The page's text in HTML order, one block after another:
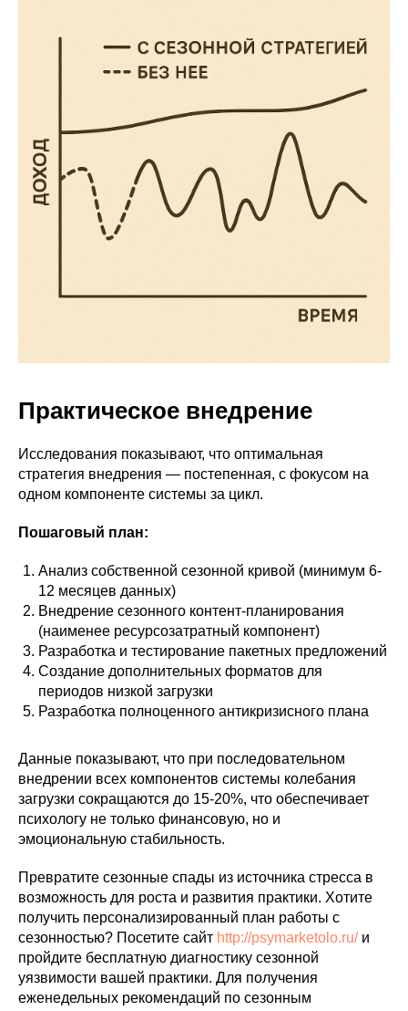
Практическое внедрение
Исследования показывают, что оптимальная
стратегия внедрения — постепенная, с фокусом на
одном компоненте системы за цикл.
Пошаговый план:
Анализ собственной сезонной кривой (минимум 6-
12 месяцев данных)
Внедрение сезонного контент-планирования
(наименее ресурсозатратный компонент)
Разработка и тестирование пакетных предложений
Создание дополнительных форматов для
периодов низкой загрузки
Разработка полноценного антикризисного плана
Данные показывают, что при последовательном
внедрении всех компонентов системы колебания
загрузки сокращаются до 15-20%, что обеспечивает
психологу не только финансовую, но и
эмоциональную стабильность.
Превратите сезонные спады из источника стресса в
возможность для роста и развития практики. Хотите
получить персонализированный план работы с
сезонностью? Посетите сайт http://psymarketolo.ru/и
пройдите бесплатную диагностику сезонной
уязвимости вашей практики. Для получения
еженедельных рекомендаций по сезонным